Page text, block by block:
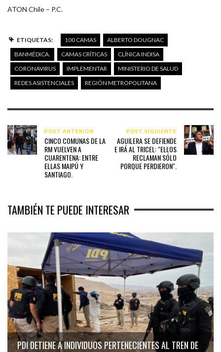
ATON Chile – P.C.
ETIQUETAS: 100 CAMAS
ALBERTO DOUGNAC
BANMÉDICA.
CAMAS CRÍTICAS
CLÍNICA INDISA
CORONAVIRUS
IMPLEMENTAR
MINISTERIO DE SALUD
REDES ASISTENCIALES
REGIÓN METROPOLITANA
POST ANTERIOR
CINCO COMUNAS DE LA
RM VUELVEN A
CUARENTENA: ENTRE
ELLAS MAIPÚ Y
SANTIAGO.
POST SIGUIENTE
AGUILERA SE DEFIENDE
E IRÁ AL TRICEL: "ELLOS
RECLAMAN SÓLO
PORQUE PERDIERON".
TAMBIÉN TE PUEDE INTERESAR
PDI DETIENE A INDIVIDUOS PERTENECIENTES AL TREN DE